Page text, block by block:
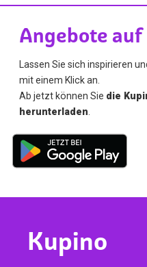
Angebote
Lassen Sie sich inspirieren
mit einem Klick an.
Ab jetzt können Sie die
herunterladen.
Kupino